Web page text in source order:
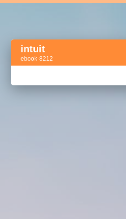
intuit
ebook-8212
Активный тег